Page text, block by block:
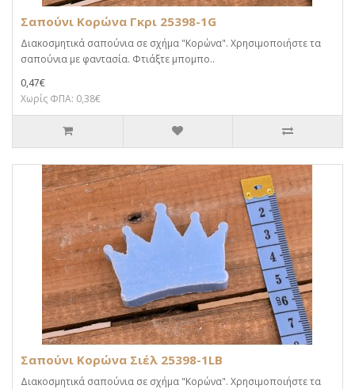
Σαπούνι Κορώνα Γκρι 25398-1G
Διακοσμητικά σαπούνια σε σχήμα "Κορώνα". Χρησιμοποιήστε τα
σαπούνια με φαντασία. Φτιάξτε μπομπο..
0,47€
Χωρίς ΦΠΑ: 0,38€
Σαπούνι Κορώνα Σιέλ 25398-1LB
Διακοσμητικά σαπούνια σε σχήμα "Κορώνα". Χρησιμοποιήστε τα